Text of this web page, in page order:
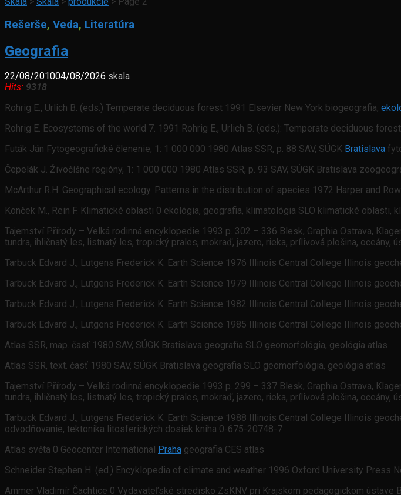
Rešerše, Veda, Literatúra
Geografia
22/08/201004/08/2026 skala
Hits: 9318
Rohrig E., Urlich B. (eds.) Temperate deciduous forest 1991 Elsevier New York biogeografia,
Rohrig E. Ecosystems of the world 7. 1991 Rohrig E., Urlich B. (eds.): Temperate deciduous
Futák Ján Fytogeografické členenie, 1: 1 000 000 1980 Atlas SSR, p. 88 SAV, SÚGK Bratislava
Čepelák J. Živočíšne regióny, 1: 1 000 000 1980 Atlas SSR, p. 93 SAV, SÚGK Bratislava
McArthur R.H. Geographical ecology. Patterns in the distribution of species 1972 Harper and
Konček M., Rein F. Klimatické oblasti 0 ekológia, geografia, klimatológia SLO klimatické oblasti,
Tajemství Přírody – Velká rodinná encyklopedie 1993 p. 302 – 336 Blesk, Graphia Ostrava,
tundra, ihličnatý les, listnatý les, tropický prales, mokraď, jazero, rieka, prílivová plošina,
Tarbuck Edvard J., Lutgens Frederick K. Earth Science 1976 Illinois Central College Illinois
Tarbuck Edvard J., Lutgens Frederick K. Earth Science 1979 Illinois Central College Illinois
Tarbuck Edvard J., Lutgens Frederick K. Earth Science 1982 Illinois Central College Illinois
Tarbuck Edvard J., Lutgens Frederick K. Earth Science 1985 Illinois Central College Illinois
Atlas SSR, map. časť 1980 SAV, SÚGK Bratislava geografia SLO geomorfológia, geológia atlas
Atlas SSR, text. časť 1980 SAV, SÚGK Bratislava geografia SLO geomorfológia, geológia atlas
Tajemství Přírody – Velká rodinná encyklopedie 1993 p. 299 – 337 Blesk, Graphia Ostrava,
tundra, ihličnatý les, listnatý les, tropický prales, mokraď, jazero, rieka, prílivová plošina,
Tarbuck Edvard J., Lutgens Frederick K. Earth Science 1988 Illinois Central College Illinois
odvodňovanie, tektonika litosferických dosiek kniha 0-675-20748-7
Atlas světa 0 Geocenter International
Praha geografia CES atlas
Schneider Stephen H. (ed.) Encyklopedia of climate and weather 1996 Oxford University
Ammer Vladimír Čachtice 0 Vydavateľské stredisko ZsKNV pri Krajskom pedagogickom ústave